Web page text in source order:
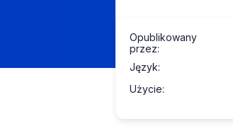
Opublikowany
przez:
Język:
Użycie: